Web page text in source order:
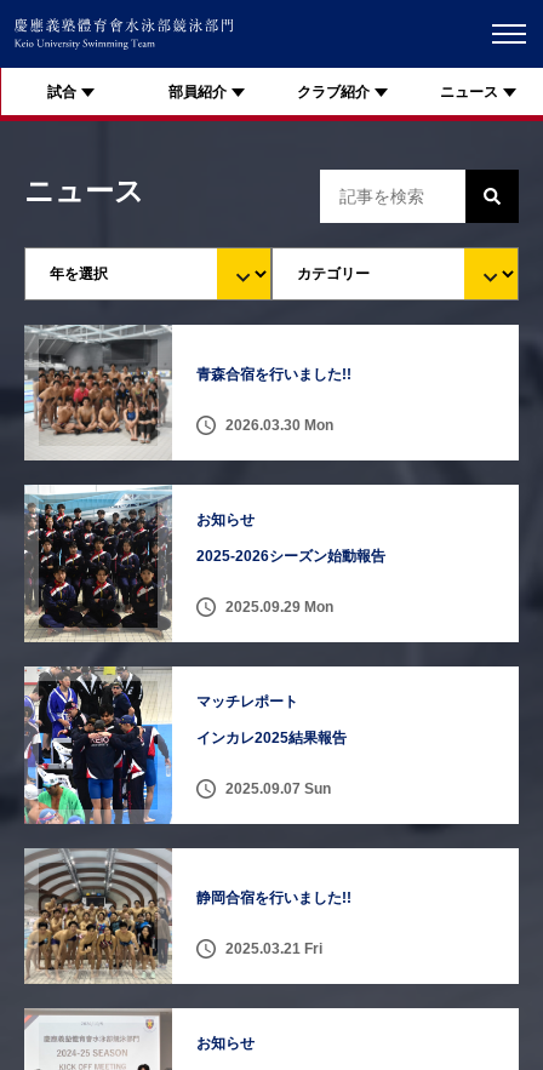
試合 部員紹介 クラブ紹介 ニュース
ニュース
青森合宿を行いました!!
2026.03.30 Mon
お知らせ
2025-2026シーズン始動報告
2025.09.29 Mon
マッチレポート
インカレ2025結果報告
2025.09.07 Sun
静岡合宿を行いました!!
2025.03.21 Fri
お知らせ